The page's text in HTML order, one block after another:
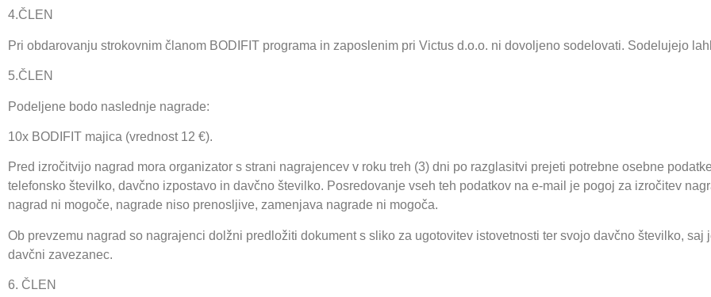
4.ČLEN
Pri obdarovanju strokovnim članom BODIFIT programa in zaposlenim pri Victus d.o.o. ni dovoljeno sodelovati. Sodelujejo
5.ČLEN
Podeljene bodo naslednje nagrade:
10x BODIFIT majica (vrednost 12 €).
Pred izročitvijo nagrad mora organizator s strani nagrajencev v roku treh (3) dni po razglasitvi prejeti potrebne osebne
telefonsko številko, davčno izpostavo in davčno številko. Posredovanje vseh teh podatkov na e-mail je pogoj za izročitev
nagrad ni mogoče, nagrade niso prenosljive, zamenjava nagrade ni mogoča.
Ob prevzemu nagrad so nagrajenci dolžni predložiti dokument s sliko za ugotovitev istovetnosti ter svojo davčno številko,
davčni zavezanec.
6. ČLEN